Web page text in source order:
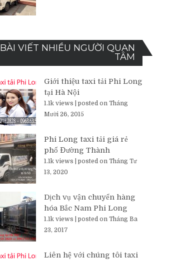
BÀI VIẾT NHIỀU NGƯỜI QUAN
TÂM
Giới thiệu taxi tải Phi Long
tại Hà Nội
1.1k views
posted on Tháng
Mười 26, 2015
Phi Long taxi tải giá rẻ
phố Đường Thành
1.1k views
posted on Tháng Tư
13, 2020
Dịch vụ vận chuyển hàng
hóa Bắc Nam Phi Long
1.1k views
posted on Tháng Ba
23, 2017
Liên hệ với chúng tôi taxi